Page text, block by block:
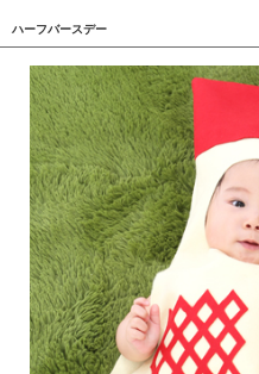
ハーフバースデー